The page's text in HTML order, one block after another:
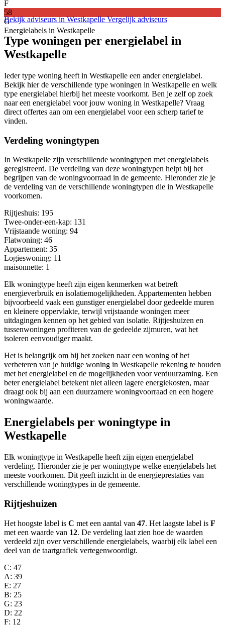
F
58
G
Energielabels in Westkapelle
Bekijk adviseurs in WestkapelleVergelijk adviseurs
Type woningen per energielabel in
Westkapelle
Ieder type woning heeft in Westkapelle een ander energielabel.
Bekijk hier de verschillende type woningen in Westkapelle en welk
type energielabel hierbij het meeste voorkomt. Ben je zelf op zoek
naar een energielabel voor jouw woning in Westkapelle? Vraag
direct offertes aan om een energielabel voor een scherp tarief te
vinden.
Verdeling woningtypen
In Westkapelle zijn verschillende woningtypen met energielabels
geregistreerd. De verdeling van deze woningtypen helpt bij het
begrijpen van de woningvoorraad in de gemeente. Hieronder zie je
de verdeling van de verschillende woningtypen die in Westkapelle
voorkomen.
Rijtjeshuis: 195
Twee-onder-een-kap: 131
Vrijstaande woning: 94
Flatwoning: 46
Appartement: 35
Logieswoning: 11
maisonnette: 1
Elk woningtype heeft zijn eigen kenmerken wat betreft
energieverbruik en isolatiemogelijkheden. Appartementen hebben
bijvoorbeeld vaak een gunstiger energielabel door gedeelde muren
en kleinere oppervlakte, terwijl vrijstaande woningen meer
uitdagingen kennen op het gebied van isolatie. Rijtjeshuizen en
tussenwoningen profiteren van de gedeelde zijmuren, wat het
isoleren eenvoudiger maakt.
Het is belangrijk om bij het zoeken naar een woning of het
verbeteren van je huidige woning in Westkapelle rekening te houden
met het energielabel en de mogelijkheden voor verduurzaming. Een
beter energielabel betekent niet alleen lagere energiekosten, maar
draagt ook bij aan een duurzamere woningvoorraad en een hogere
woningwaarde.
Energielabels per woningtype in
Westkapelle
Elk woningtype in Westkapelle heeft zijn eigen energielabel
verdeling. Hieronder zie je per woningtype welke energielabels het
meeste voorkomen. Dit geeft inzicht in de energieprestaties van
verschillende woningtypes in de gemeente.
Rijtjeshuizen
Het hoogste label is C met een aantal van 47. Het laagste label is F
met een waarde van 12. De verdeling laat zien hoe de waarden
verdeeld zijn over verschillende energielabels, waarbij elk label een
deel van de taartgrafiek vertegenwoordigt.
C: 47
A: 39
E: 27
B: 25
G: 23
D: 22
F: 12